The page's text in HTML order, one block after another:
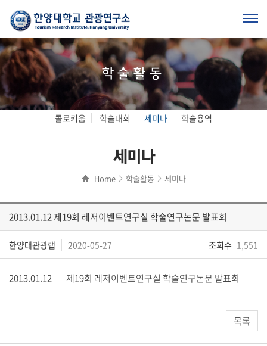
학술활동
콜로키움 학술대회 세미나 학술용역
세미나
Home 학술활동 세미나
2013.01.12 제19회 레저이벤트연구실 학술연구논문 발표회
한양대관광랩 2020-05-27 조회수 1,551
2013.01.12 제19회 레저이벤트연구실 학술연구논문 발표회
목록